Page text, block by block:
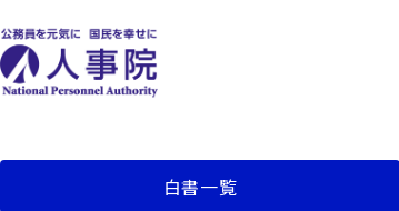
白書一覧